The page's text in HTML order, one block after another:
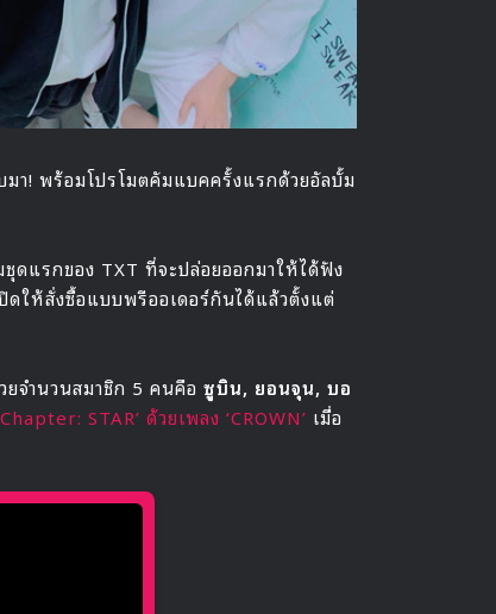
า! พร้อมโปรโมตคัมแบคครั้งแรกด้วยอัลบั้ม
ดแรกของ TXT ที่จะปล่อยออกมาให้ได้ฟัง
ดให้สั่งซื้อแบบพรีออเดอร์กันได้แล้วตั้งแต่
จำนวนสมาชิก 5 คนคือ ซูบิน, ยอนจุน, บอ
STAR’ ด้วยเพลง ‘CROWN’ เมื่อ